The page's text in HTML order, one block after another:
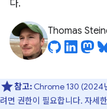
다.
Thomas
참고: Chrome 130 (2024
려면 권한이 필요합니다. 자세